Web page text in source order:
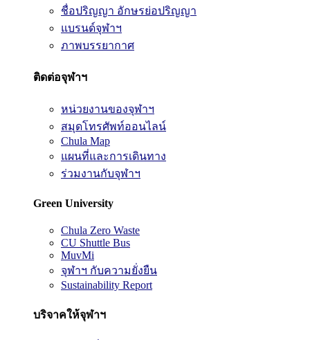
ชื่อปริญญา อักษรย่อปริญญา
แบรนด์จุฬาฯ
ภาพบรรยากาศ
ติดต่อจุฬาฯ
หน่วยงานของจุฬาฯ
สมุดโทรศัพท์ออนไลน์
Chula Map
แผนที่และการเดินทาง
ร่วมงานกับจุฬาฯ
Green University
Chula Zero Waste
CU Shuttle Bus
MuvMi
จุฬาฯ กับความยั่งยืน
Sustainability Report
บริจาคให้จุฬาฯ